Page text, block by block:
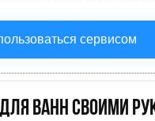
сервисом
ванн своими